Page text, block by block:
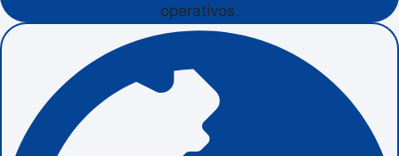
operativos.